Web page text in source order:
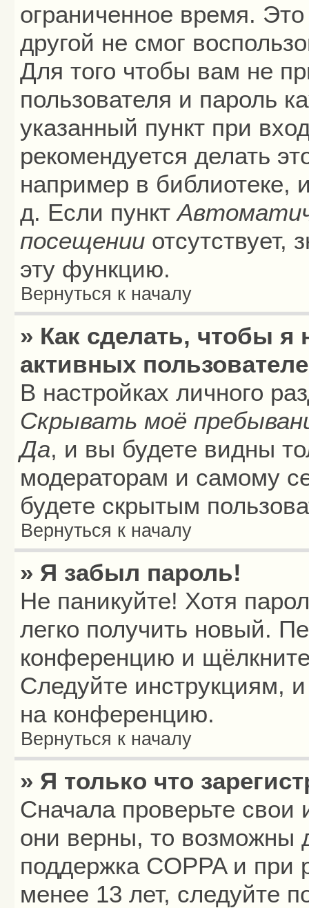
ограниченное время.
другой не смог
Для того чтобы вам не
пользователя и пароль
указанный пункт при
рекомендуется делать
например в библиотеке,
д. Если пункт
посещении отсутствует,
эту функцию.
Вернуться к началу
» Как сделать, чтобы я
активных
В настройках личного
Скрывать моё
Да, и вы будете видны
модераторам и самому
будете скрытым
Вернуться к началу
» Я забыл пароль!
Не паникуйте! Хотя
легко получить новый.
конференцию и
Следуйте инструкциям,
на конференцию.
Вернуться к началу
» Я только что
Сначала проверьте свои
они верны, то возможны
поддержка COPPA и при
менее 13 лет, следуйте